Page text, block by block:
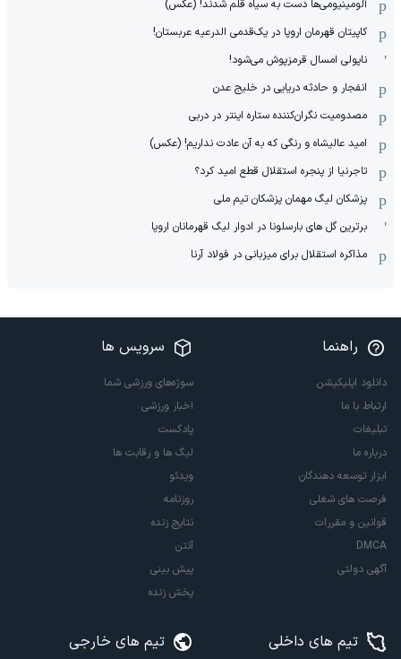
آلومینیومی‌ها دست به سیاه قلم شدند! (عکس)
کاپیتان قهرمان اروپا در یک‌قدمی الدرعیه عربستان!
ناپولی امسال قرمزپوش می‌شود!
انفجار و حادثه دریایی در خلیج عدن
مصدومیت نگران‌کننده ستاره اینتر در دربی
امید عالیشاه و رنگی که به آن عادت نداریم! (عکس)
تاجرنیا از پنجره استقلال قطع امید کرد؟
پزشکان لیگ مهمان پزشکان تیم ملی
برترین گل های بارسلونا در ادوار لیگ قهرمانان اروپا
مذاکره استقلال برای میزبانی در فولاد آرنا
راهنما
دانلود اپلیکیشن
ارتباط با ما
تبلیغات
درباره ما
ابزار توسعه دهندگان
فرصت های شغلی
قوانین و مقررات
DMCA
آگهی دولتی
سرویس ها
سوژه‌های ورزشی شما
اخبار ورزشی
پادکست
لیگ ها و رقابت ها
ویدئو
روزنامه
نتایج زنده
آنتن
پیش بینی
پخش زنده
تیم های داخلی تیم های خارجی